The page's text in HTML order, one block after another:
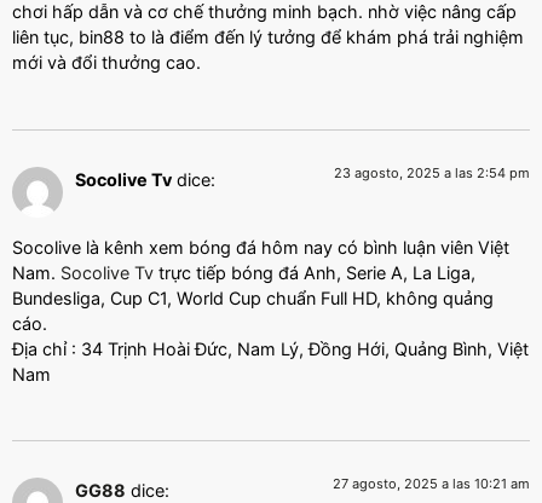
chơi hấp dẫn và cơ chế thưởng minh bạch. nhờ việc nâng cấp
liên tục, bin88 to là điểm đến lý tưởng để khám phá trải nghiệm
mới và đổi thưởng cao.
Socolive Tv dice: 23 agosto, 2025 a las 2:54 pm
Socolive là kênh xem bóng đá hôm nay có bình luận viên Việt
Nam. Socolive Tv trực tiếp bóng đá Anh, Serie A, La Liga,
Bundesliga, Cup C1, World Cup chuẩn Full HD, không quảng
cáo.
Địa chỉ : 34 Trịnh Hoài Đức, Nam Lý, Đồng Hới, Quảng Bình, Việt
Nam
GG88 dice: 27 agosto, 2025 a las 10:21 am